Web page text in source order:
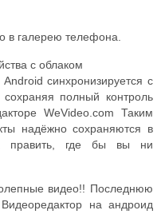
в галерею телефона.
с облаком
синхронизируется с
полный контроль
WeVideo.com Таким
надёжно сохраняются в
править, где бы вы ни
видео!! Последнюю
на андроид